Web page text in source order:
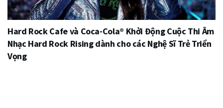
Hard Rock Cafe và Coca-Cola® Khởi Động Cuộc Thi Âm
Nhạc Hard Rock Rising dành cho các Nghệ Sĩ Trẻ Triển
Vọng